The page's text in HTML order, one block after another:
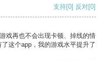
支持[0] 反对[0]
戏再也不会出现卡顿、掉线的情
这个app，我的游戏水平提升了